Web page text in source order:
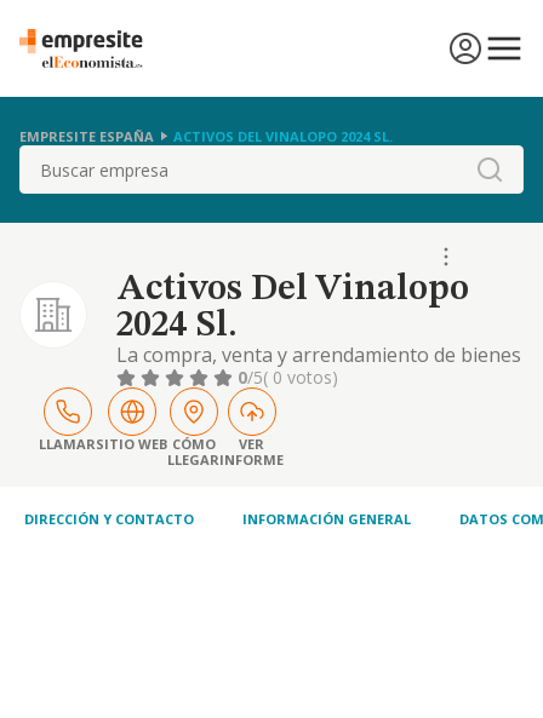
EMPRESITE ESPAÑA ACTIVOS DEL VINALOPO 2024 SL.
Buscar
Activos Del Vinalopo
2024 Sl.
La compra, venta y arrendamiento de bienes
inmuebles. la instalación, promoción,
explotación y mantenimiento de todo tipo de
instalaciones de energía solar y fotovoltaica
0/5( 0 votos)
LLAMARSITIO WEB CÓMO
LLEGAR
VER
INFORME
DIRECCIÓN Y CONTACTO INFORMACIÓN GENERAL DATOS